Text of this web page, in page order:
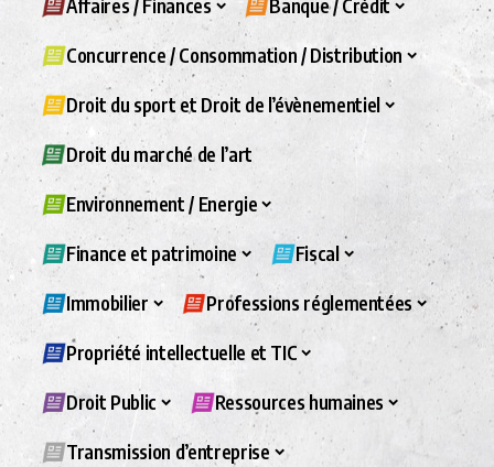
Affaires / Finances Banque / Crédit
Concurrence / Consommation / Distribution
Droit du sport et Droit de l’évènementiel
Droit du marché de l’art
Environnement / Energie
Finance et patrimoine Fiscal
Immobilier Professions réglementées
Propriété intellectuelle et TIC
Droit Public Ressources humaines
Transmission d’entreprise